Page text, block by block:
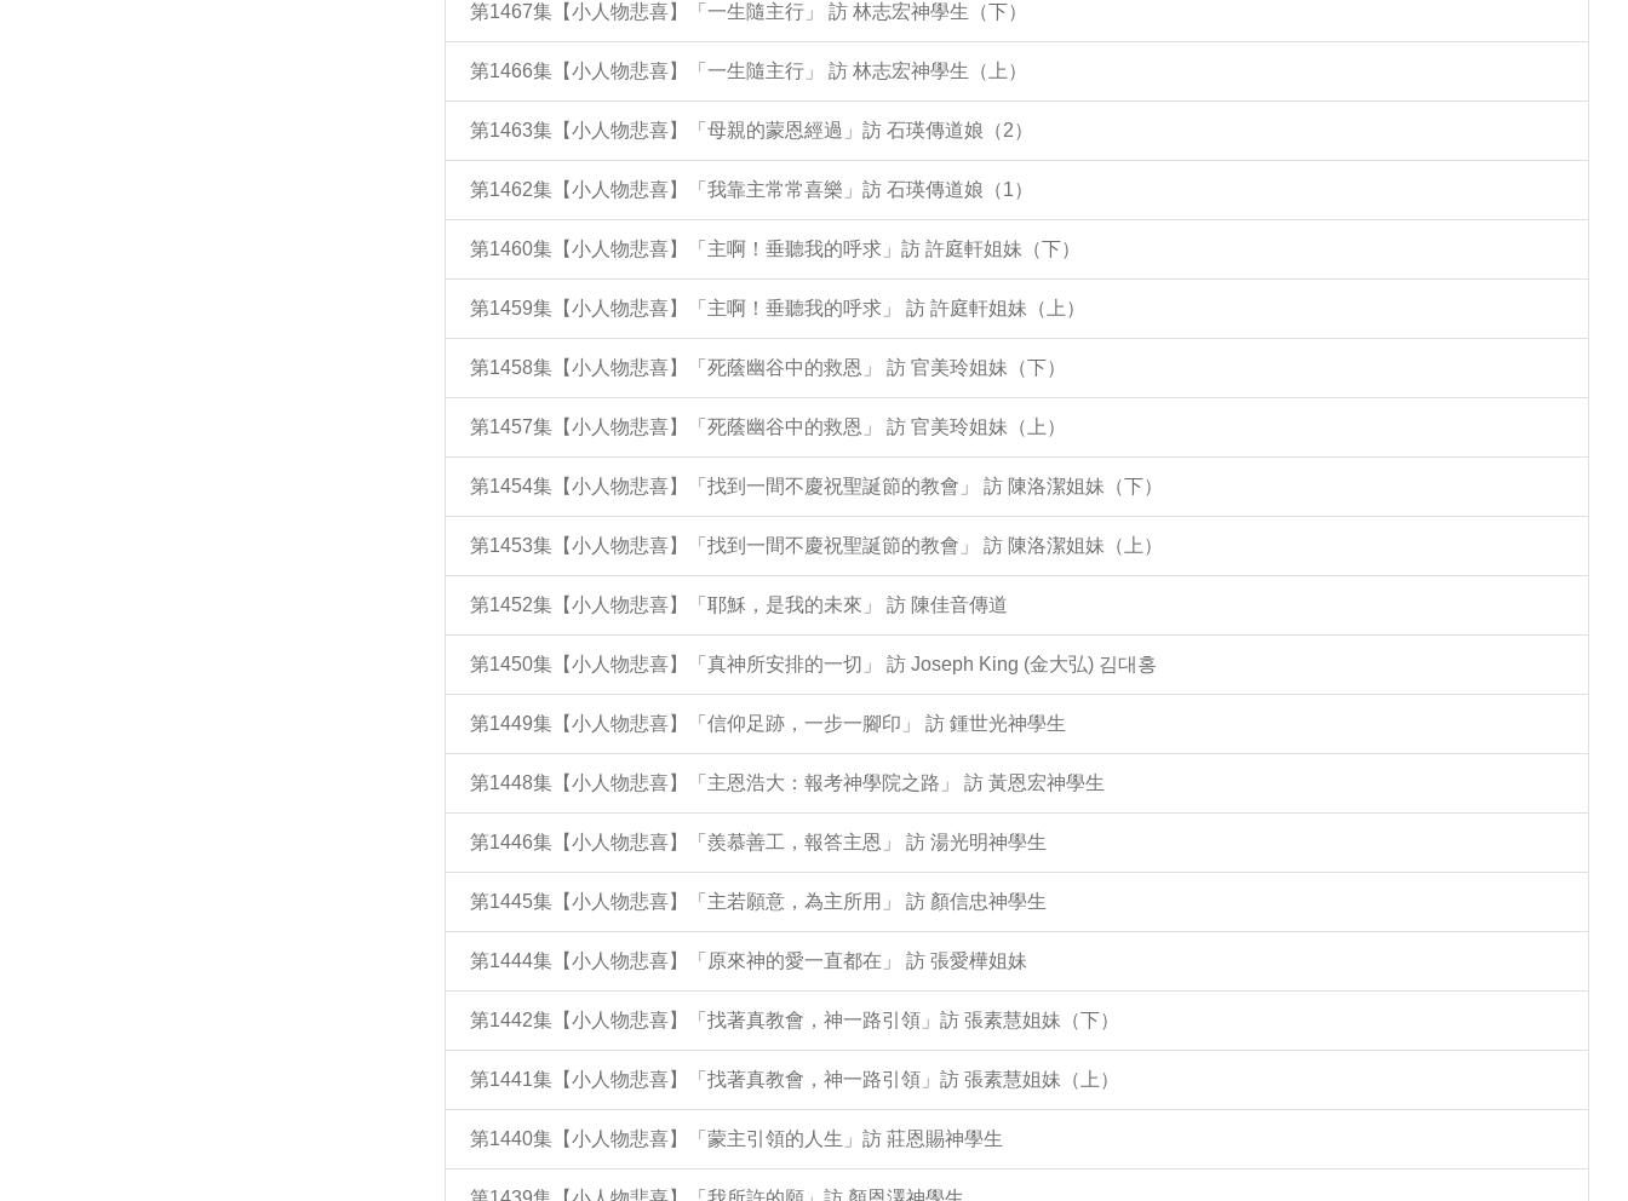
第1467集【小人物悲喜】「一生隨主行」 訪 林志宏神學生（下）
第1466集【小人物悲喜】「一生隨主行」 訪 林志宏神學生（上）
第1463集【小人物悲喜】「母親的蒙恩經過」訪 石瑛傳道娘（2）
第1462集【小人物悲喜】「我靠主常常喜樂」訪 石瑛傳道娘（1）
第1460集【小人物悲喜】「主啊！垂聽我的呼求」訪 許庭軒姐妹（下）
第1459集【小人物悲喜】「主啊！垂聽我的呼求」 訪 許庭軒姐妹（上）
第1458集【小人物悲喜】「死蔭幽谷中的救恩」 訪 官美玲姐妹（下）
第1457集【小人物悲喜】「死蔭幽谷中的救恩」 訪 官美玲姐妹（上）
第1454集【小人物悲喜】「找到一間不慶祝聖誕節的教會」 訪 陳洛潔姐妹（下）
第1453集【小人物悲喜】「找到一間不慶祝聖誕節的教會」 訪 陳洛潔姐妹（上）
第1452集【小人物悲喜】「耶穌，是我的未來」 訪 陳佳音傳道
第1450集【小人物悲喜】「真神所安排的一切」 訪 Joseph King (金大弘) 김대홍
第1449集【小人物悲喜】「信仰足跡，一步一腳印」 訪 鍾世光神學生
第1448集【小人物悲喜】「主恩浩大：報考神學院之路」 訪 黃恩宏神學生
第1446集【小人物悲喜】「羨慕善工，報答主恩」 訪 湯光明神學生
第1445集【小人物悲喜】「主若願意，為主所用」 訪 顏信忠神學生
第1444集【小人物悲喜】「原來神的愛一直都在」 訪 張愛樺姐妹
第1442集【小人物悲喜】「找著真教會，神一路引領」訪 張素慧姐妹（下）
第1441集【小人物悲喜】「找著真教會，神一路引領」訪 張素慧姐妹（上）
第1440集【小人物悲喜】「蒙主引領的人生」訪 莊恩賜神學生